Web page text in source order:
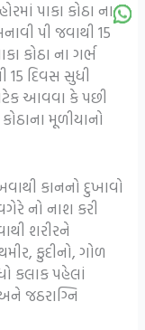
પાકા કોઠા ના
પી જવાથી 15
કોઠા ના ગર્ભ
દિવસ સુધી
આવવા કે પછી
મૂળીયાનો
કાનનો દુખાવો
નો નાશ કરી
શરીરને
ફુદીનો, ગોળ
કલાક પહેલાં
જઠરાગ્નિ